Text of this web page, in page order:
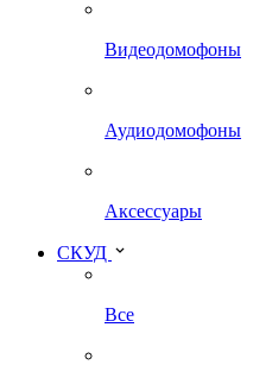
Видеодомофоны
Аудиодомофоны
Аксессуары
СКУД
Все